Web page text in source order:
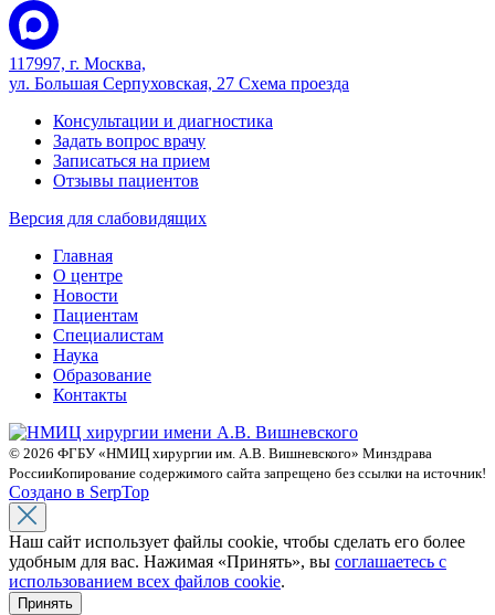
117997, г. Москва,
ул. Большая Серпуховская, 27 Схема проезда
Консультации и диагностика
Задать вопрос врачу
Записаться на прием
Отзывы пациентов
Версия для слабовидящих
Главная
О центре
Новости
Пациентам
Специалистам
Наука
Образование
Контакты
© 2026 ФГБУ «НМИЦ хирургии им. А.В. Вишневского» Минздрава
РоссииКопирование содержимого сайта запрещено без ссылки на источник!
Создано в SerpTop
Наш сайт использует файлы cookie, чтобы сделать его более
удобным для вас. Нажимая «Принять», вы соглашаетесь с
использованием всех файлов cookie.
Принять